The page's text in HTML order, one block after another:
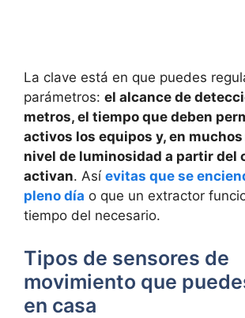
La clave está en que puedes
parámetros: el alcance de
metros, el tiempo que deben
activos los equipos y, en muchos
nivel de luminosidad a partir del
activan. Así evitas que se
pleno día o que un extractor
tiempo del necesario.
Tipos de sensores de
movimiento que
en casa